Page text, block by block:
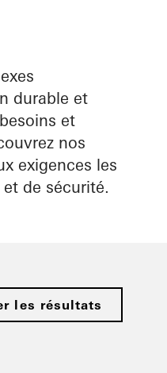
durable et
et
nos
exigences les
de sécurité.
les résultats